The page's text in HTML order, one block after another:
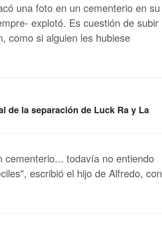
una foto en un cementerio en su
explotó. Es cuestión de subir
como si alguien les hubiese
de la separación de Luck Ra y La
cementerio... todavía no entiendo
escribió el hijo de Alfredo, con